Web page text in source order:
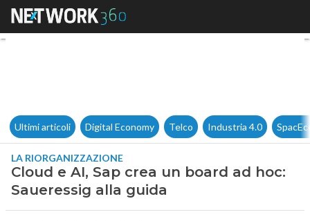
Cloud e AI, Sap crea un
Ultimi articoli Digital Economy Telco Industria 4.0
LA RIORGANIZZAZIONE
Cloud e AI, Sap crea un board ad hoc:
Saueressig alla guida